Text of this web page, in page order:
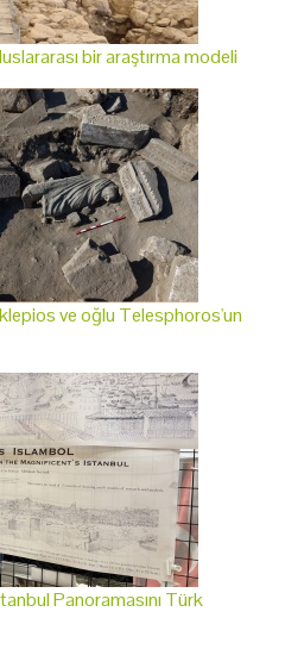
bir araştırma modeli
ve oğlu Telesphoros'un
Panoramasını Türk